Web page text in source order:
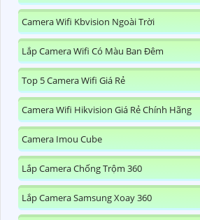
Camera Wifi Kbvision Ngoài Trời
Lắp Camera Wifi Có Màu Ban Đêm
Top 5 Camera Wifi Giá Rẻ
Camera Wifi Hikvision Giá Rẻ Chính Hãng
Camera Imou Cube
Lắp Camera Chống Trộm 360
Lắp Camera Samsung Xoay 360